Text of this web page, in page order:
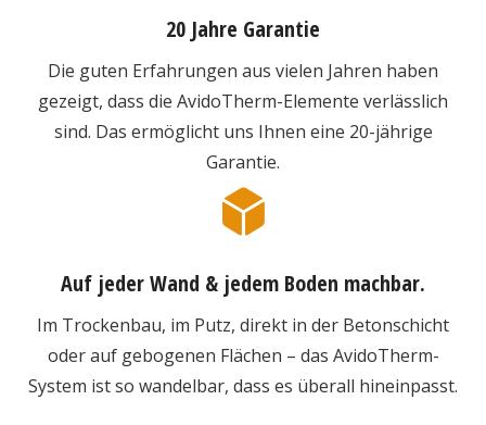
20 Jahre Garantie
Die guten Erfahrungen aus vielen Jahren haben
gezeigt, dass die AvidoTherm-Elemente verlässlich
sind. Das ermöglicht uns Ihnen eine 20-jährige
Garantie.
Auf jeder Wand & jedem Boden machbar.
Im Trockenbau, im Putz, direkt in der Betonschicht
oder auf gebogenen Flächen – das AvidoTherm-
System ist so wandelbar, dass es überall hineinpasst.